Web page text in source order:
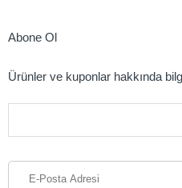
Abone Ol
Ürünler ve kuponlar hakkında